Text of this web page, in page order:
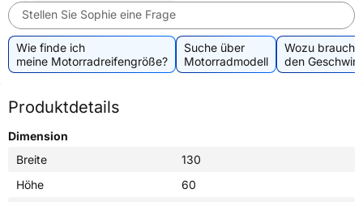
Stellen Sie Sophie eine Frage
Wie finde ich
meine Motorradreifengröße?
Suche über
Motorradmodell
Wozu
den
Produktdetails
Dimension
Breite
130
Höhe
60